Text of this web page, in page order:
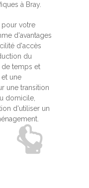
à Bray.
pour votre
d'avantages
d'accès
du
temps et
une
une transition
domicile,
d'utiliser un